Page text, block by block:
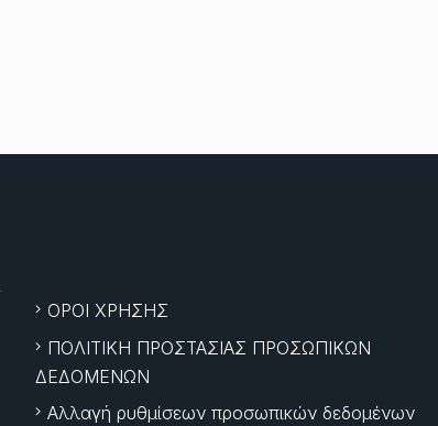
ΟΡΟΙ ΧΡΗΣΗΣ
ΠΟΛΙΤΙΚΗ ΠΡΟΣΤΑΣΙΑΣ ΠΡΟΣΩΠΙΚΩΝ
ΔΕΔΟΜΕΝΩΝ
Αλλαγή ρυθμίσεων προσωπικών δεδομένων